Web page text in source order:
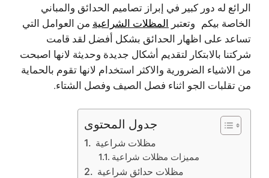
الرائع له دور كبير في إبراز تصاميم الحدائق والمباني
الخاصة بيكم وتعتبر المظلات الشراعية من العوامل التي
تساعد على اظهار الحدائق بشكل أفضل لقد قامت
شركتنا بالابتكار لتقديم أشكال جديدة وحديثة لانها اصبحت
من الاشياء الضرورية والاكثر استخدام لانها تقوم بالحماية
من تقلبات الجو اثناء فصل الصيف وفصل الشتاء.
جدول المحتوى
مظلات شراعية
مميزات مظلات شراعية
مظلات حدائق شراعية